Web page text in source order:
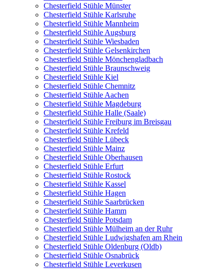
Chesterfield Stühle Münster
Chesterfield Stühle Karlsruhe
Chesterfield Stühle Mannheim
Chesterfield Stühle Augsburg
Chesterfield Stühle Wiesbaden
Chesterfield Stühle Gelsenkirchen
Chesterfield Stühle Mönchengladbach
Chesterfield Stühle Braunschweig
Chesterfield Stühle Kiel
Chesterfield Stühle Chemnitz
Chesterfield Stühle Aachen
Chesterfield Stühle Magdeburg
Chesterfield Stühle Halle (Saale)
Chesterfield Stühle Freiburg im Breisgau
Chesterfield Stühle Krefeld
Chesterfield Stühle Lübeck
Chesterfield Stühle Mainz
Chesterfield Stühle Oberhausen
Chesterfield Stühle Erfurt
Chesterfield Stühle Rostock
Chesterfield Stühle Kassel
Chesterfield Stühle Hagen
Chesterfield Stühle Saarbrücken
Chesterfield Stühle Hamm
Chesterfield Stühle Potsdam
Chesterfield Stühle Mülheim an der Ruhr
Chesterfield Stühle Ludwigshafen am Rhein
Chesterfield Stühle Oldenburg (Oldb)
Chesterfield Stühle Osnabrück
Chesterfield Stühle Leverkusen